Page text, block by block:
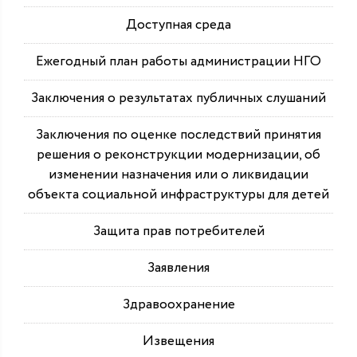
Доступная среда
Ежегодный план работы администрации НГО
Заключения о результатах публичных слушаний
Заключения по оценке последствий принятия
решения о реконструкции модернизации, об
изменении назначения или о ликвидации
объекта социальной инфраструктуры для детей
Защита прав потребителей
Заявления
Здравоохранение
Извещения